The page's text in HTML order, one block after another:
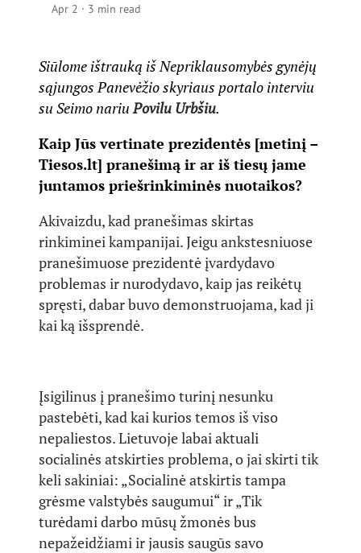
Apr 2 · 3 min read
Siūlome ištrauką iš Nepriklausomybės gynėjų
sąjungos Panevėžio skyriaus portalo interviu
su Seimo nariuPovilu Urbšiu.
Kaip Jūs vertinate prezidentės [metinį –
Tiesos.lt] pranešimą ir ar iš tiesų jame
juntamos priešrinkiminės nuotaikos?
Akivaizdu, kad pranešimas skirtas
rinkiminei kampanijai. Jeigu ankstesniuose
pranešimuose prezidentė įvardydavo
problemas ir nurodydavo, kaip jas reikėtų
spręsti, dabar buvo demonstruojama, kad ji
kai ką išsprendė.
Įsigilinus į pranešimo turinį nesunku
pastebėti, kad kai kurios temos iš viso
nepaliestos. Lietuvoje labai aktuali
socialinės atskirties problema, o jai skirti tik
keli sakiniai: „Socialinė atskirtis tampa
grėsme valstybės saugumui“ ir „Tik
turėdami darbo mūsų žmonės bus
nepažeidžiami ir jausis saugūs savo